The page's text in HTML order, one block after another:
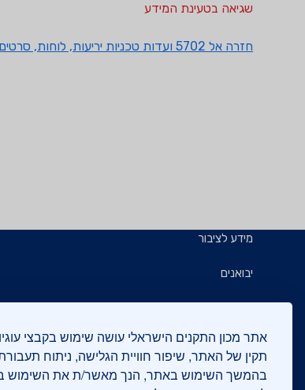
תקין של האתר, שיפור חוויית הגלישה, ניתוח
בהמשך השימוש באתר, הנך מאשר/ת את השימוש
שגיאה בטעינת המידע
חזרה אל 5702 ועדות טכניות יריעות, לוחות, סרטים ודבקים
מידע לציבור
יבואנים
תו תקן
תו ירוק
יצואנים